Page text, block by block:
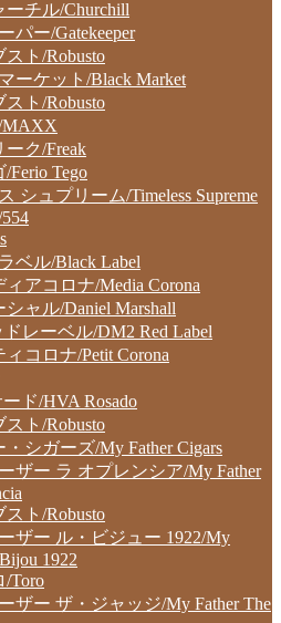
ーチル/Churchill
パー/Gatekeeper
スト/Robusto
ーケット/Black Market
スト/Robusto
MAXX
ーク/Freak
Ferio Tego
シュプリーム/Timeless Supreme
ベル/Black Label
ィアコロナ/Media Corona
ャル/Daniel Marshall
レーベル/DM2 Red Label
ィコロナ/Petit Corona
ド/HVA Rosado
スト/Robusto
シガーズ/My Father Cigars
ザー ラ オプレンシア/My Father
スト/Robusto
ザー ル・ビジュー 1922/My
1922
/Toro
ザー ザ・ジャッジ/My Father The